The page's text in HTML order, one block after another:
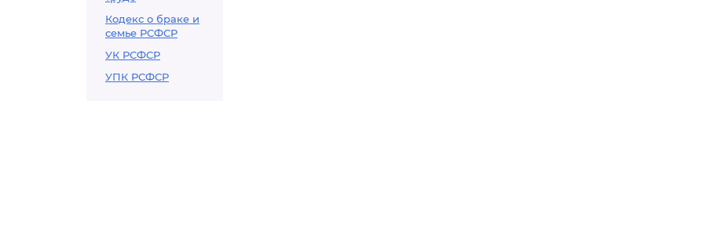
Кодекс о браке и
семье РСФСР
УК РСФСР
УПК РСФСР